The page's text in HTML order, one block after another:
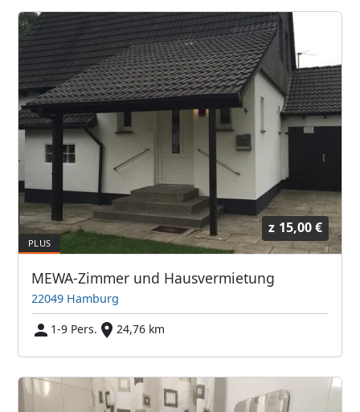
z 15,00 €
MEWA-Zimmer und Hausvermietung
22049 Hamburg
1-9 Pers.
24,76 km